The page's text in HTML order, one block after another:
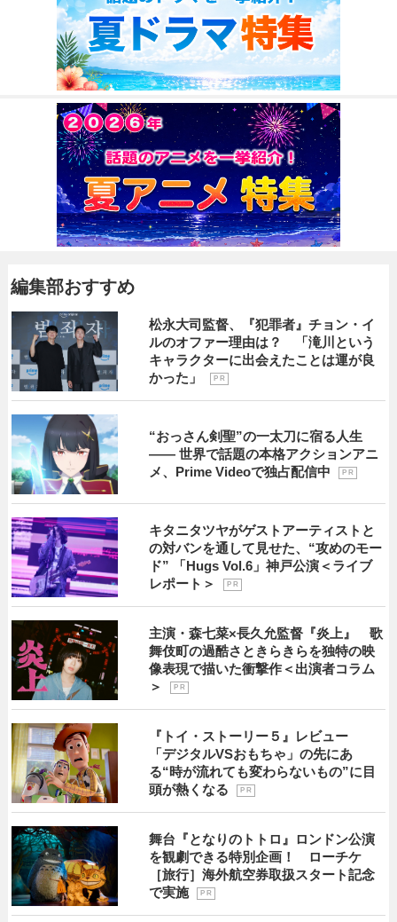
編集部おすすめ
松永大司監督、『犯罪者』チョン・イ
ルのオファー理由は？ 「滝川という
キャラクターに出会えたことは運が良
かった」
P R
“おっさん剣聖”の一太刀に宿る人生
―― 世界で話題の本格アクションアニ
メ、Prime Videoで独占配信中
P R
キタニタツヤがゲストアーティストと
の対バンを通して見せた、“攻めのモー
ド” 「Hugs Vol.6」神戸公演＜ライブ
レポート＞
P R
主演・森七菜×長久允監督『炎上』 歌
舞伎町の過酷さときらきらを独特の映
像表現で描いた衝撃作＜出演者コラム
＞
P R
『トイ・ストーリー５』レビュー
「デジタルVSおもちゃ」の先にあ
る“時が流れても変わらないもの”に目
頭が熱くなる
P R
舞台『となりのトトロ』ロンドン公演
を観劇できる特別企画！ ローチケ
［旅行］海外航空券取扱スタート記念
で実施
P R